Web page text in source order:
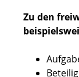
Zu den